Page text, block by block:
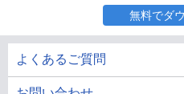
無料でダ
よくあるご質問